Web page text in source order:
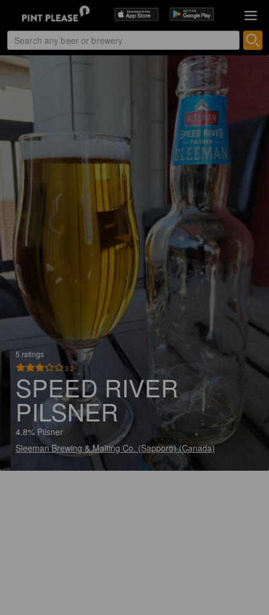
5 ratings
3.2
SPEED RIVER
PILSNER
4.8% Pilsner
Sleeman Brewing & Malting Co. (Sapporo) (Canada)